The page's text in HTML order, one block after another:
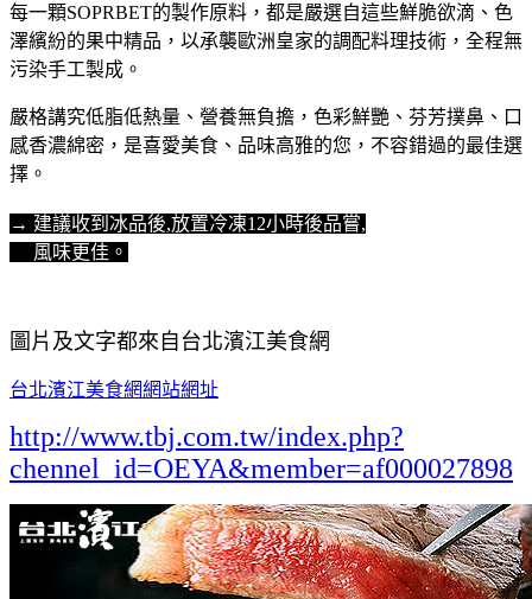
每一顆SOPRBET的製作原料，都是嚴選自這些鮮脆欲滴、色
澤繽紛的果中精品，以承襲歐洲皇家的調配料理技術，全程無
污染手工製成。
嚴格講究低脂低熱量、營養無負擔，色彩鮮艷、芬芳撲鼻、口
感香濃綿密，是喜愛美食、品味高雅的您，不容錯過的最佳選
擇。
→ 建議收到冰品後,放置冷凍12小時後品嘗,
風味更佳。
圖片及文字都來自台北濱江美食網
台北濱江美食網網站網址
http://www.tbj.com.tw/index.php?
chennel_id=OEYA&member=af000027898